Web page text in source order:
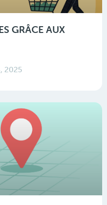
GRÂCE AUX
2025